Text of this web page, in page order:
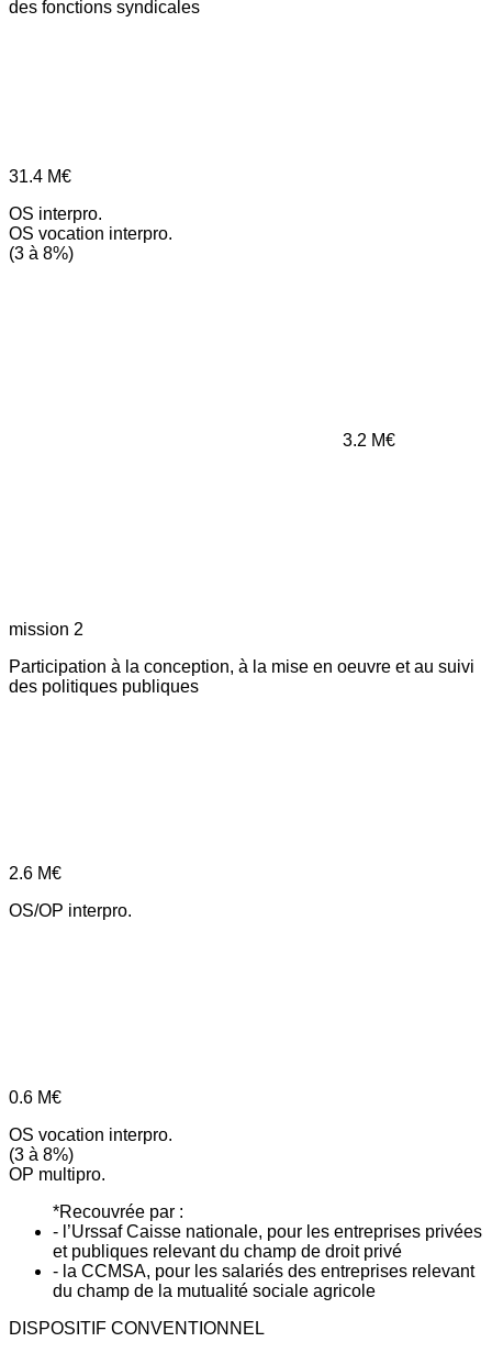
des fonctions syndicales
31.4 M€
OS interpro.
OS vocation interpro.
(3 à 8%)
3.2 M€
mission 2
Participation à la conception, à la mise en oeuvre et au suivi
des politiques publiques
2.6 M€
OS/OP interpro.
0.6 M€
OS vocation interpro.
(3 à 8%)
OP multipro.
*Recouvrée par :
- l’Urssaf Caisse nationale, pour les entreprises privées
et publiques relevant du champ de droit privé
- la CCMSA, pour les salariés des entreprises relevant
du champ de la mutualité sociale agricole
DISPOSITIF CONVENTIONNEL